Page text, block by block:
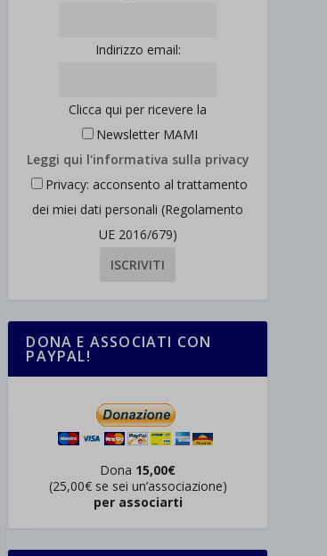
Indirizzo email:
Clicca qui per ricevere la
Newsletter MAMI
Leggi qui l'informativa sulla privacy
Privacy: acconsento al trattamento
dei miei dati personali (Regolamento
UE 2016/679)
DONA E ASSOCIATI CON
PAYPAL!
Dona 15,00€
(25,00€ se sei un’associazione)
per associarti